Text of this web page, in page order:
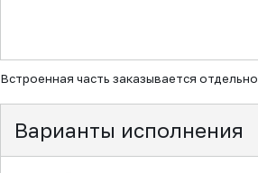
Встроенная часть заказывается отдельно
Варианты исполнения